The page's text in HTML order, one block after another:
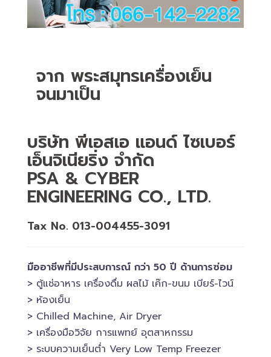
จาก พระสมุทรเครื่องเย็น
จนมาเป็น
บริษัท พีเอสเอ แอนด์ ไซเบอร์
เอ็นจิเนียริ่ง จำกัด
PSA & CYBER
ENGINEERING CO., LTD.
Tax No. 013-004455-3091
มืออาชีพที่มีประสบการณ์ กว่า 50 ปี ด้านการซ่อม
> ตู้แช่อาหาร เครื่องดื่ม ผลไม้ เค๊ก-ขนม เบียร์-ไวน์​
> ห้องเย็น
> Chilled​ Machine, Air Dryer
> เครื่องมือวิจัย การแพทย์​ อุตสาหกรรม
> ระบบความเย็นต่ำ Very Low Temp Freezer